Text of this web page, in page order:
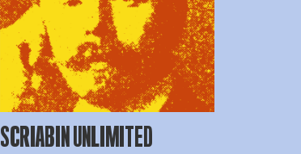
SCRIABIN UNLIMITED